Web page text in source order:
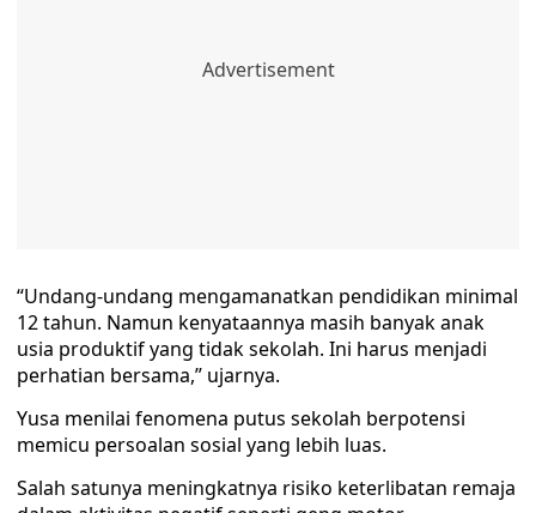
“Undang-undang mengamanatkan pendidikan minimal
12 tahun. Namun kenyataannya masih banyak anak
usia produktif yang tidak sekolah. Ini harus menjadi
perhatian bersama,” ujarnya.
Yusa menilai fenomena putus sekolah berpotensi
memicu persoalan sosial yang lebih luas.
Salah satunya meningkatnya risiko keterlibatan remaja